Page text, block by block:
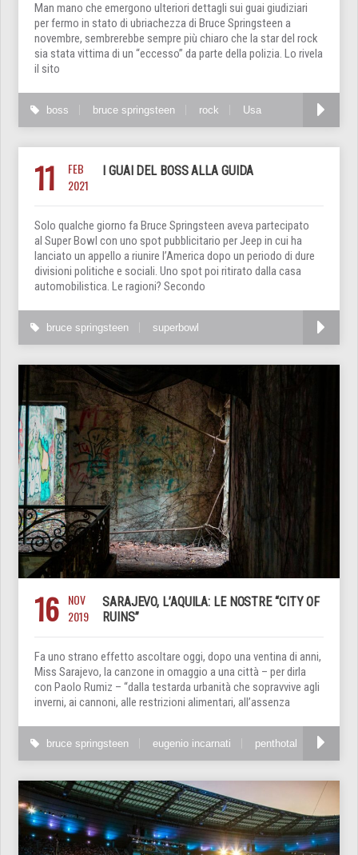
Man mano che emergono ulteriori dettagli sui guai giudiziari
per fermo in stato di ubriachezza di Bruce Springsteen a
novembre, sembrerebbe sempre più chiaro che la star del rock
sia stata vittima di un “eccesso” da parte della polizia. Lo rivela
il sito
boss bruce springsteen rock Usa
11
FEB
2021
I GUAI DEL BOSS ALLA GUIDA
Solo qualche giorno fa Bruce Springsteen aveva partecipato
al Super Bowl con uno spot pubblicitario per Jeep in cui ha
lanciato un appello a riunire l’America dopo un periodo di dure
divisioni politiche e sociali. Uno spot poi ritirato dalla casa
automobilistica. Le ragioni? Secondo
bruce springsteen superbowl
16 NOV
2019
SARAJEVO, L’AQUILA: LE NOSTRE “CITY OF
RUINS”
Fa uno strano effetto ascoltare oggi, dopo una ventina di anni,
Miss Sarajevo, la canzone in omaggio a una città – per dirla
con Paolo Rumiz – “dalla testarda urbanità che sopravvive agli
inverni, ai cannoni, alle restrizioni alimentari, all’assenza
bruce springsteen eugenio incarnati penthotal